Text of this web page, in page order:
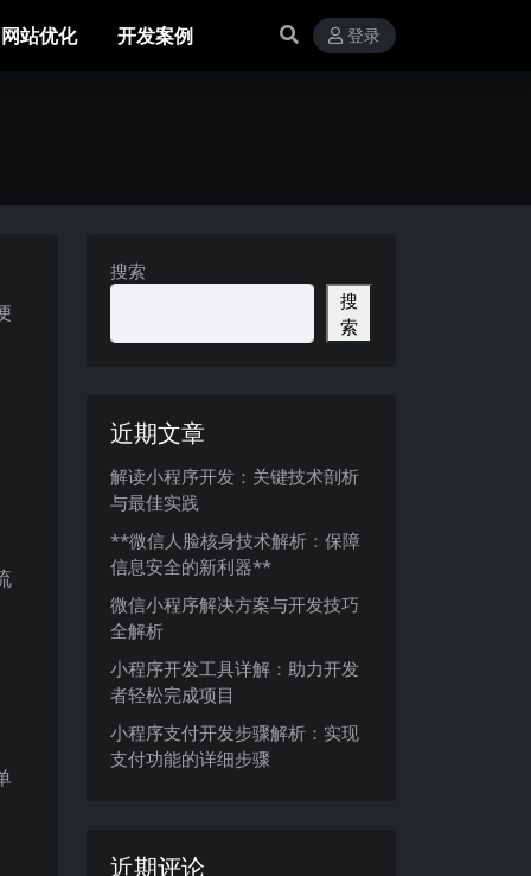
网站优化 开发案例 登录
搜索
搜
索
近期文章
解读小程序开发：关键技术剖析
与最佳实践
**微信人脸核身技术解析：保障
信息安全的新利器**
微信小程序解决方案与开发技巧
全解析
小程序开发工具详解：助力开发
者轻松完成项目
小程序支付开发步骤解析：实现
支付功能的详细步骤
近期评论